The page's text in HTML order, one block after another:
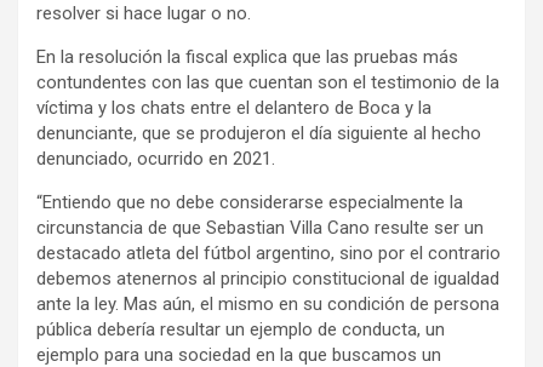
resolver si hace lugar o no.
En la resolución la fiscal explica que las pruebas más
contundentes con las que cuentan son el testimonio de la
víctima y los chats entre el delantero de Boca y la
denunciante, que se produjeron el día siguiente al hecho
denunciado, ocurrido en 2021.
“Entiendo que no debe considerarse especialmente la
circunstancia de que Sebastian Villa Cano resulte ser un
destacado atleta del fútbol argentino, sino por el contrario
debemos atenernos al principio constitucional de igualdad
ante la ley. Mas aún, el mismo en su condición de persona
pública debería resultar un ejemplo de conducta, un
ejemplo para una sociedad en la que buscamos un